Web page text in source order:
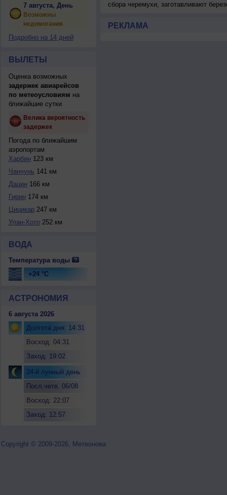
7 августа, День
Возможны
недомогания
Подробно на 14 дней
ВЫЛЕТЫ
Оценка возможных
задержек авиарейсов
по метеоусловиям на
ближайшие сутки
Велика вероятность
задержек
Погода по ближайшим
аэропортам
Харбин 123 км
Чанчунь 141 км
Дацин 166 км
Гирин 174 км
Цицикар247 км
Улан-Хото252 км
ВОДА
Температура воды
+24 °C
АСТРОНОМИЯ
6 августа 2026
Долгота дня: 14:31
Восход: 04:31
Заход: 19:02
24-й лунный день
Посл.четв. 06/08
Восход: 22:07
Заход: 12:57
сбора черемухи, заготавливают
РЕКЛАМА
Copyright © 2009-2026, Метеонова